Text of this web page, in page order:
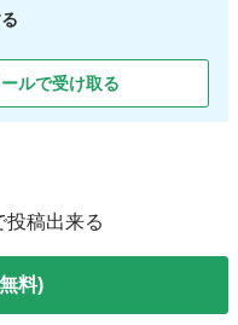
ルで受け取る
投稿出来る
料)